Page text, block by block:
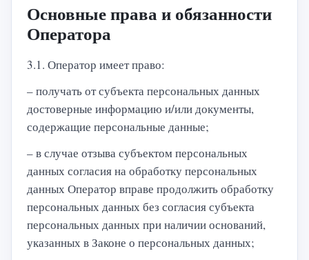
Основные права и обязанности
Оператора
3.1. Оператор имеет право:
– получать от субъекта персональных данных
достоверные информацию и/или документы,
содержащие персональные данные;
– в случае отзыва субъектом персональных
данных согласия на обработку персональных
данных Оператор вправе продолжить обработку
персональных данных без согласия субъекта
персональных данных при наличии оснований,
указанных в Законе о персональных данных;